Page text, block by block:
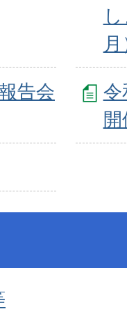
告会
令